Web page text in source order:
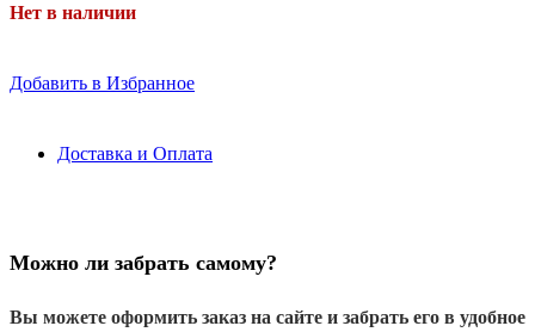
Нет в наличии
Добавить в Избранное
Доставка и Оплата
Можно ли забрать самому?
Вы можете оформить заказ на сайте и забрать его в удобное